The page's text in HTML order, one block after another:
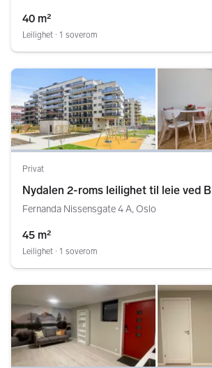
40 m²
Leilighet ∙ 1 soverom
Privat
Nydalen 2-roms leilighet til leie ved BI
Fernanda Nissensgate 4 A, Oslo
45 m²
Leilighet ∙ 1 soverom